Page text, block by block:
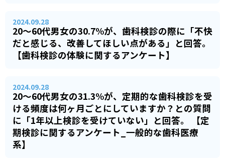
2024.09.28
20～60代男女の30.7%が、歯科検診の際に「不快
だと感じる、改善してほしい点がある」と回答。
【歯科検診の体験に関するアンケート】
2024.09.28
20～60代男女の31.3%が、定期的な歯科検診を受
ける頻度は何ヶ月ごとにしていますか？との質問
に「1年以上検診を受けていない」と回答。 【定
期検診に関するアンケート_一般的な歯科医療
系】